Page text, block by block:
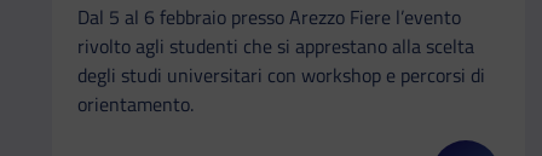
Dal 5 al 6 febbraio presso Arezzo Fiere l’evento
rivolto agli studenti che si apprestano alla scelta
degli studi universitari con workshop e percorsi di
orientamento.